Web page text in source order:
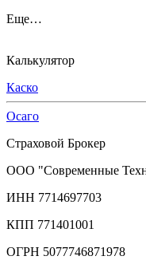
Еще…
Калькулятор
Каско
Осаго
Страховой Брокер
ООО "Современные
ИНН 7714697703
КПП 771401001
ОГРН 5077746871978